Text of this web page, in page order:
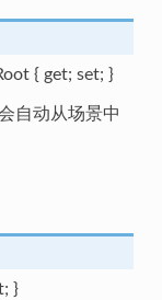
{ get; set; }
自动从场景中
}